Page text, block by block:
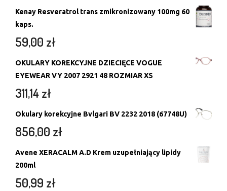
Kenay Resveratrol trans zmikronizowany 100mg 60
kaps.
59,00 zł
OKULARY KOREKCYJNE DZIECIĘCE VOGUE
EYEWEAR VY 2007 2921 48 ROZMIAR XS
311,14zł
Okulary korekcyjne Bvlgari BV 2232 2018 (67748U)
856,00 zł
Avene XERACALM A.D Krem uzupełniający lipidy
200ml
50,99 zł